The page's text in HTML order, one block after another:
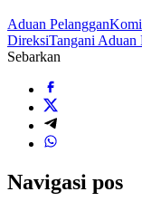
Aduan Pelanggan
DireksiTangani Aduan
Sebarkan
Navigasi pos